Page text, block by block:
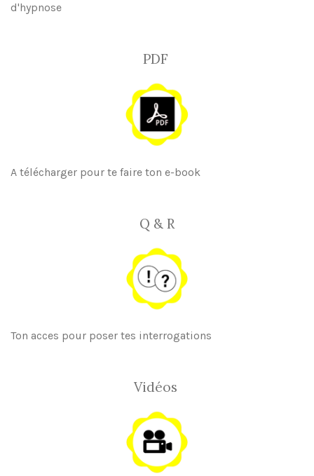
d'hypnose
PDF
A télécharger pour te faire ton e-book
Q & R
Ton acces pour poser tes interrogations
Vidéos